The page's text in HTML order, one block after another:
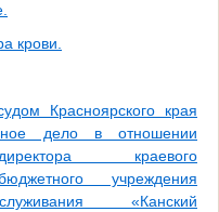
крови.
Красноярского края
дело в отношении
краевого
учреждения
«Канский